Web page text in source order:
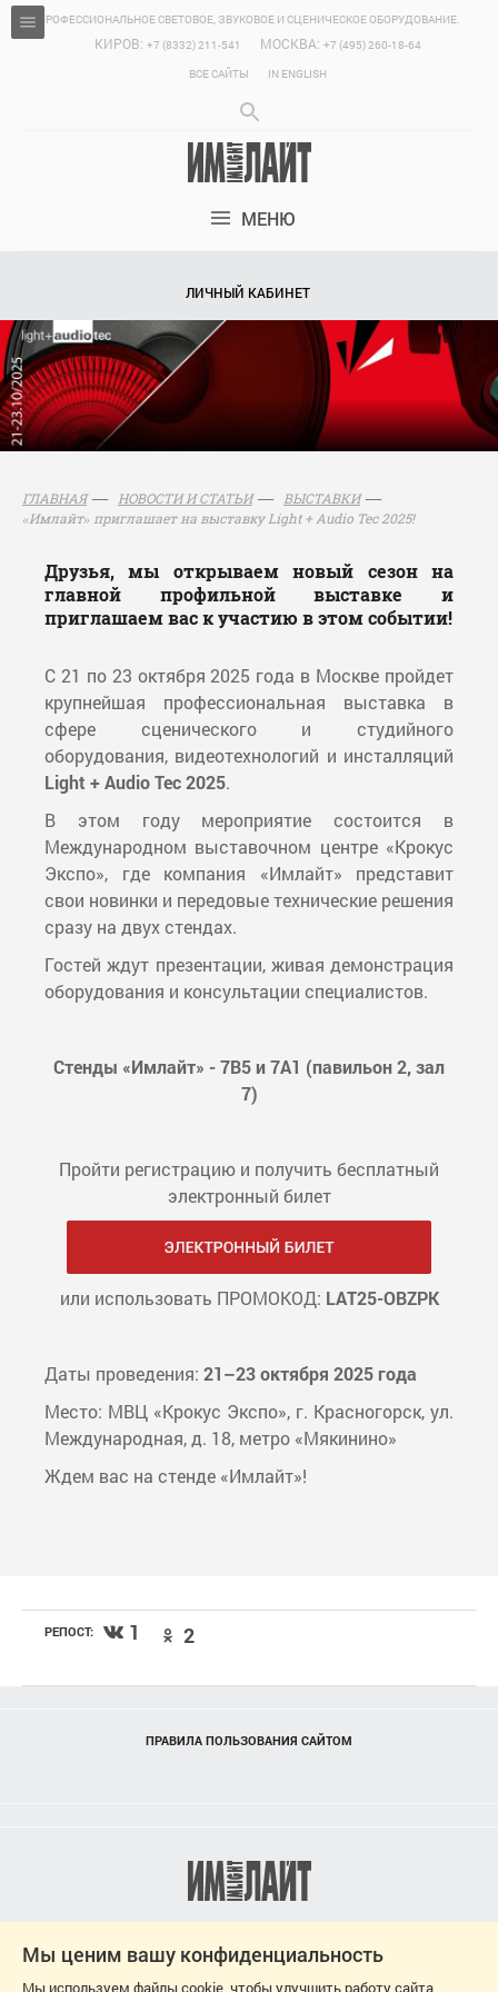
ПРОФЕССИОНАЛЬНОЕ СВЕТОВОЕ, ЗВУКОВОЕ И СЦЕНИЧЕСКОЕ ОБОРУДОВАНИЕ.
КИРОВ: +7 (8332) 211-541 МОСКВА: +7 (495) 260-18-64
ВСЕ САЙТЫ
IN ENGLISH
МЕНЮ
ЛИЧНЫЙ КАБИНЕТ
ГЛАВНАЯ НОВОСТИ И СТАТЬИ
ВЫСТАВКИ
«Имлайт» приглашает на выставку Light + Audio Tec 2025!
Друзья, мы открываем новый сезон на
главной профильной выставке и
приглашаем вас к участию в этом событии!
С 21 по 23 октября 2025 года в Москве пройдет
крупнейшая профессиональная выставка в
сфере сценического и студийного
оборудования, видеотехнологий и инсталляций
Light + Audio Tec 2025.
В этом году мероприятие состоится в
Международном выставочном центре «Крокус
Экспо», где компания «Имлайт» представит
свои новинки и передовые технические решения
сразу на двух стендах.
Гостей ждут презентации, живая демонстрация
оборудования и консультации специалистов.
Стенды «Имлайт» - 7B5 и 7А1 (павильон 2, зал
7)
Пройти регистрацию и получить бесплатный
электронный билет
или использовать ПРОМОКОД: LAT25-OBZPK
Даты проведения: 21–23 октября 2025 года
Место: МВЦ «Крокус Экспо», г. Красногорск, ул.
Международная, д. 18, метро «Мякинино»
Ждем вас на стенде «Имлайт»!
РЕПОСТ: 1 2
ПРАВИЛА ПОЛЬЗОВАНИЯ САЙТОМ
Мы ценим вашу конфиденциальность
Мы используем файлы cookie, чтобы улучшить работу сайта,